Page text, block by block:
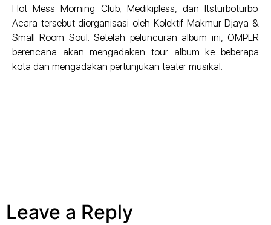
Hot Mess Morning Club, Medikipless, dan Itsturboturbo.
Acara tersebut diorganisasi oleh Kolektif Makmur Djaya &
Small Room Soul. Setelah peluncuran album ini, OMPLR
berencana akan mengadakan tour album ke beberapa
kota dan mengadakan pertunjukan teater musikal.
Leave a Reply